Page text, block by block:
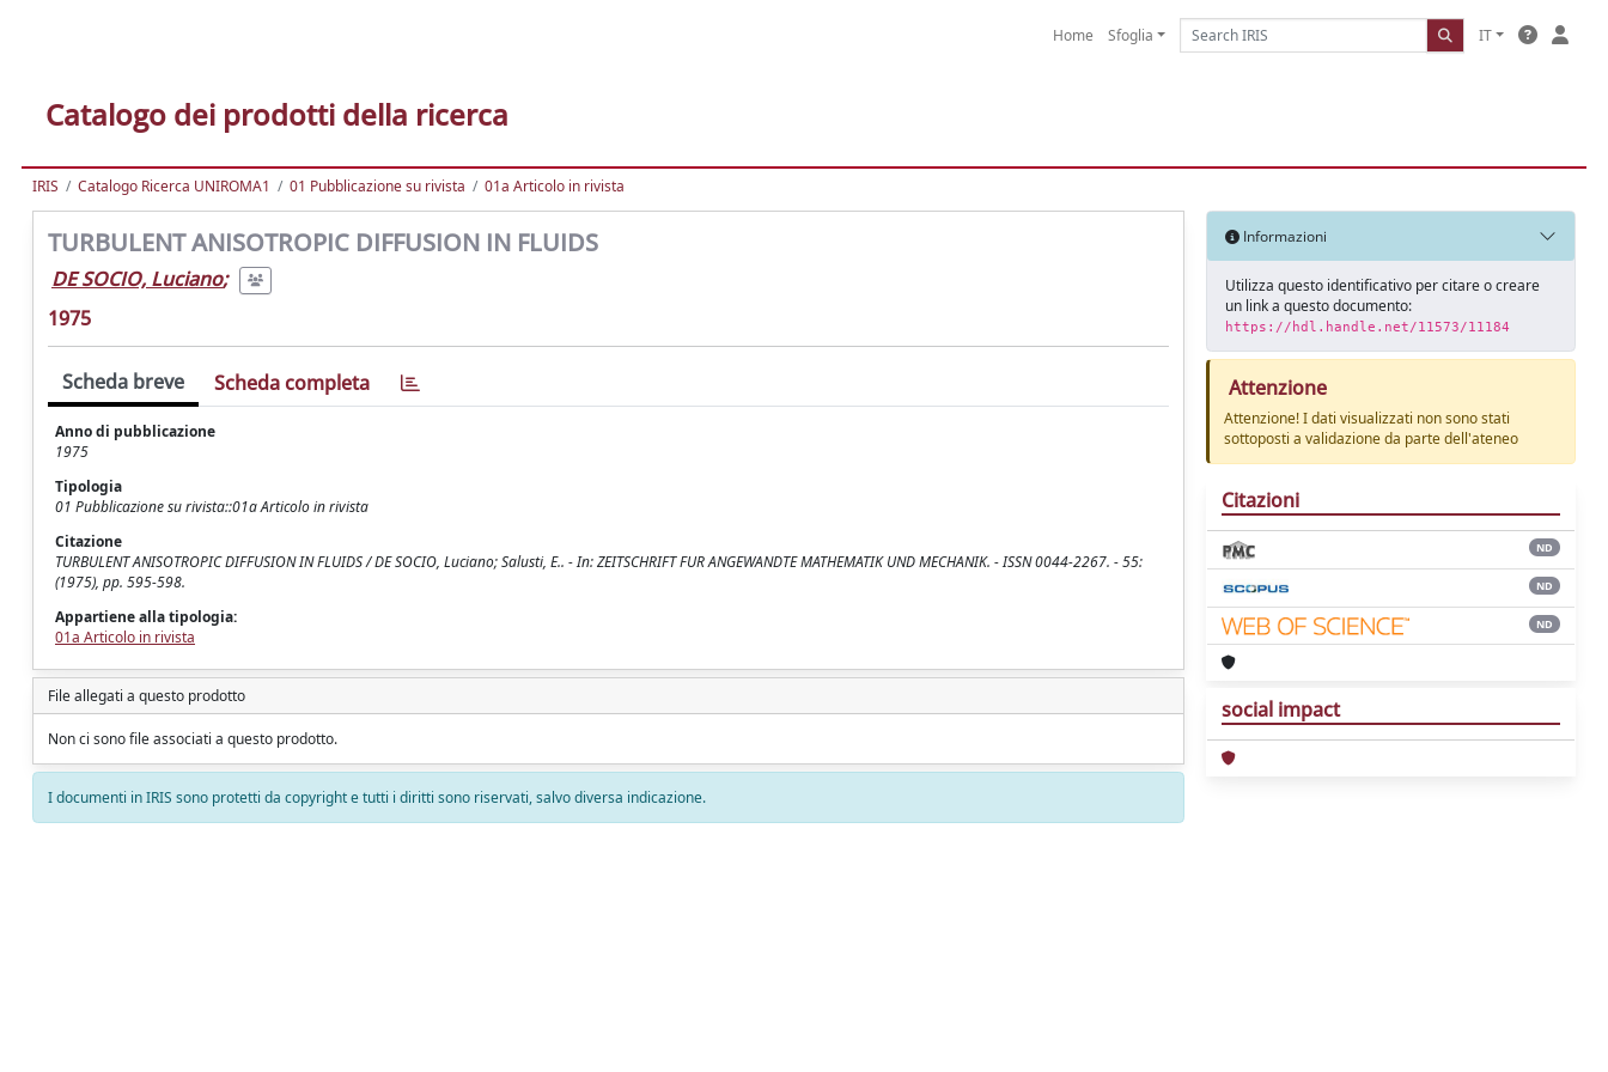
Home Sfoglia IT
Catalogo dei prodotti della ricerca
IRIS Catalogo Ricerca UNIROMA1 01 Pubblicazione su rivista 01a Articolo in rivista
TURBULENT ANISOTROPIC DIFFUSION IN FLUIDS
DE SOCIO, Luciano;
1975
Scheda breve Scheda completa
Anno di pubblicazione
1975
Tipologia
01 Pubblicazione su rivista::01a Articolo in rivista
Citazione
TURBULENT ANISOTROPIC DIFFUSION IN FLUIDS / DE SOCIO, Luciano; Salusti, E.. - In: ZEITSCHRIFT FUR ANGEWANDTE MATHEMATIK UND MECHANIK. - ISSN 0044-2267. - 55:
(1975), pp. 595-598.
Appartiene alla tipologia:
01a Articolo in rivista
File allegati a questo prodotto
Non ci sono file associati a questo prodotto.
I documenti in IRIS sono protetti da copyright e tutti i diritti sono riservati, salvo diversa indicazione.
Informazioni
Utilizza questo identificativo per citare o creare
un link a questo documento:
https://hdl.handle.net/11573/11184
Attenzione
Attenzione! I dati visualizzati non sono stati
sottoposti a validazione da parte dell'ateneo
Citazioni
ND
ND
ND
social impact